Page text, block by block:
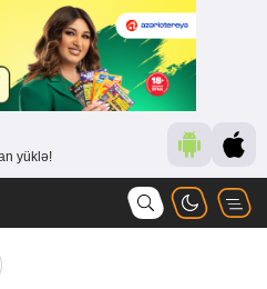
yüklə!